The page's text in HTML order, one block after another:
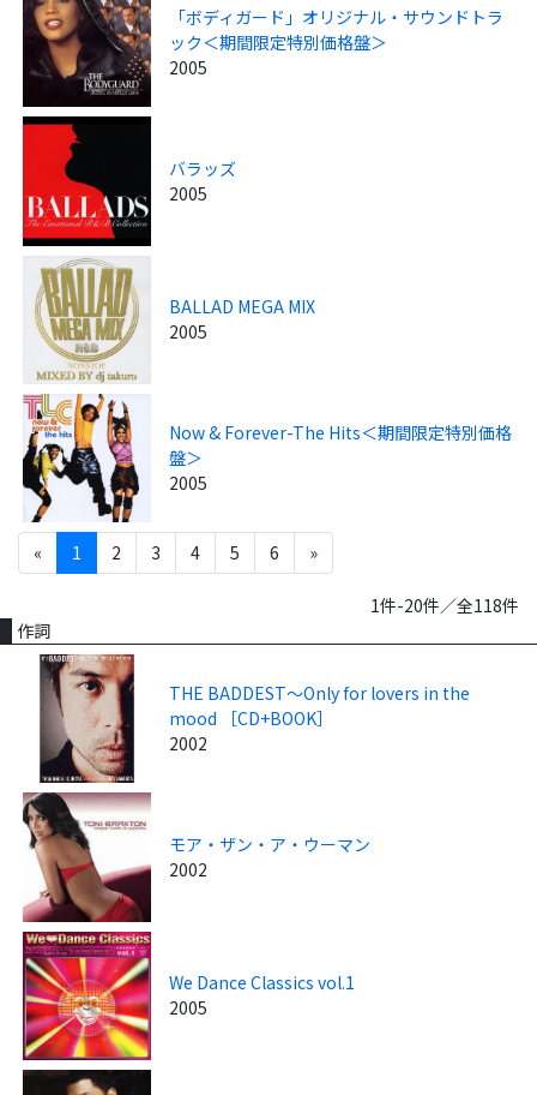
「ボディガード」オリジナル・サウンドトラ
ック＜期間限定特別価格盤＞
2005
バラッズ
2005
BALLAD MEGA MIX
2005
Now & Forever-The Hits＜期間限定特別価格
盤＞
2005
« 1 2 3 4 5 6 »
1件-20件／全118件
作詞
THE BADDEST～Only for lovers in the
mood ［CD+BOOK］
2002
モア・ザン・ア・ウーマン
2002
We Dance Classics vol.1
2005